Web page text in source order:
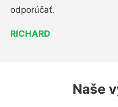
odporúčať.
RICHARD
Naše